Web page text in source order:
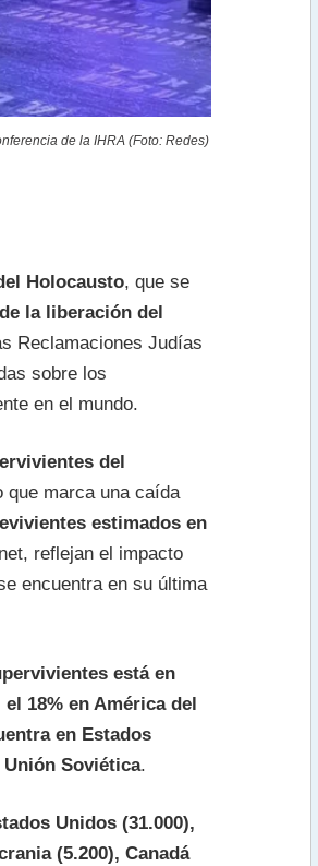
de la IHRA (Foto: Redes)
Holocausto, que se
la liberación del
Reclamaciones Judías
sobre los
en el mundo.
del
que marca una caída
estimados en
reflejan el impacto
encuentra en su última
está en
el 18% en América del
en Estados
Unión Soviética.
Unidos (31.000),
(5.200), Canadá